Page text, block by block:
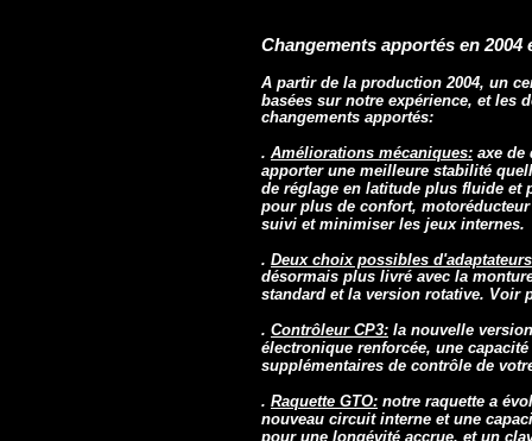
Changements apportés en
A partir de la production 2004, un
basées sur notre expérience, et les
changements apportés:
. Améliorations mécaniques: axe de
apporter une meilleure stabilité
de réglage en latitude plus fluide et
pour plus de confort,
suivi et minimiser les jeux internes.
. Deux choix possibles
désormais plus livré avec la
standard et la version rotative. Voir
. Contrôleur CP3: la nouvelle
électronique renforcée, une
supplémentaires de contrôle de
. Raquette GTO: notre raquette a
nouveau circuit interne et une
pour une longévité accrue, et un